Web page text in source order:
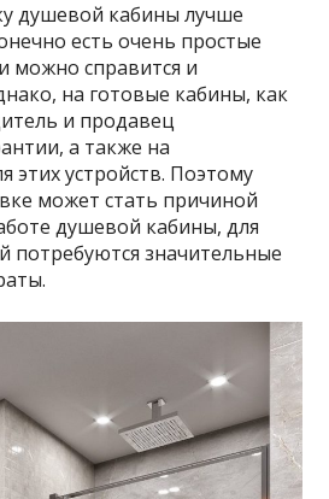
душевой кабины лучше
есть очень простые
можно справится и
на готовые кабины, как
и продавец
а также на
этих устройств. Поэтому
может стать причиной
душевой кабины, для
потребуются значительные